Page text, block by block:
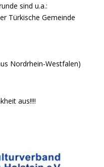
sind u.a.:
Türkische Gemeinde
Nordrhein-Westfalen)
aus!!!!